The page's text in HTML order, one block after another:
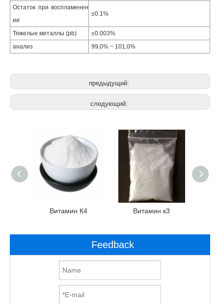
Остаток при воспламенен
ии
≤0.1%
Тяжелые металлы (pb)
≤0.003%
анализ
99,0% ~ 101,0%
предыдущий:
следующий:
Витамин К4 Витамин к3
Feedback